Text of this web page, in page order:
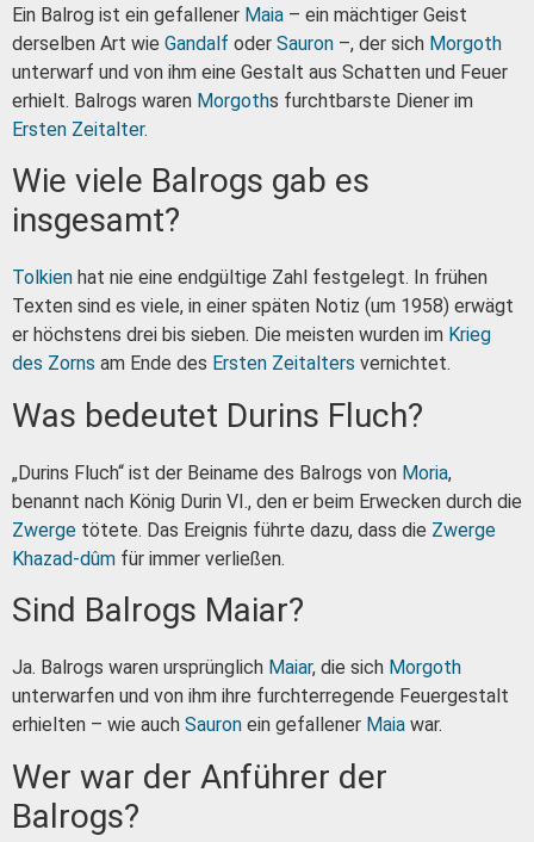
Ein Balrog ist ein gefallener Maia – ein mächtiger Geist
derselben Art wie Gandalf oder Sauron –, der sich Morgoth
unterwarf und von ihm eine Gestalt aus Schatten und Feuer
erhielt. Balrogs waren Morgoths furchtbarste Diener im
Ersten Zeitalter.
Wie viele Balrogs gab es
insgesamt?
Tolkien hat nie eine endgültige Zahl festgelegt. In frühen
Texten sind es viele, in einer späten Notiz (um 1958) erwägt
er höchstens drei bis sieben. Die meisten wurden im Krieg
des Zorns am Ende des Ersten Zeitalters vernichtet.
Was bedeutet Durins Fluch?
„Durins Fluch“ ist der Beiname des Balrogs von Moria,
benannt nach König Durin VI., den er beim Erwecken durch die
Zwerge tötete. Das Ereignis führte dazu, dass die Zwerge
Khazad-dûm für immer verließen.
Sind Balrogs Maiar?
Ja. Balrogs waren ursprünglich Maiar, die sich Morgoth
unterwarfen und von ihm ihre furchterregende Feuergestalt
erhielten – wie auch Sauron ein gefallener Maia war.
Wer war der Anführer der
Balrogs?